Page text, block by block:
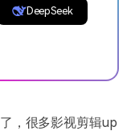
DeepSeek
，很多影视剪辑up